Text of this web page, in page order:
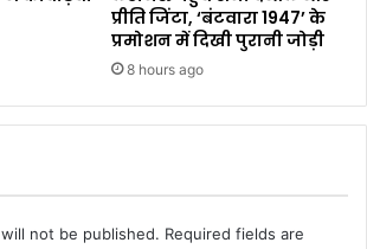
प्रीति जिंटा, ‘बंटवारा 1947’ के
प्रमोशन में दिखी पुरानी जोड़ी
8 hours ago
not be published. Required fields are